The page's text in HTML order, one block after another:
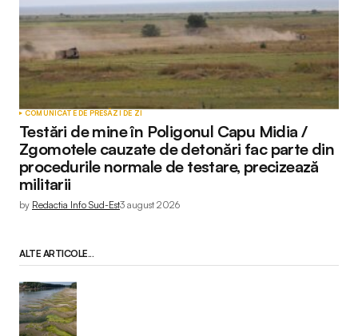
COMUNICATE DE PRESĂZI DE ZI
Testări de mine în Poligonul Capu Midia /
Zgomotele cauzate de detonări fac parte din
procedurile normale de testare, precizează
militarii
by Redactia Info Sud-Est3 august 2026
ALTE ARTICOLE...